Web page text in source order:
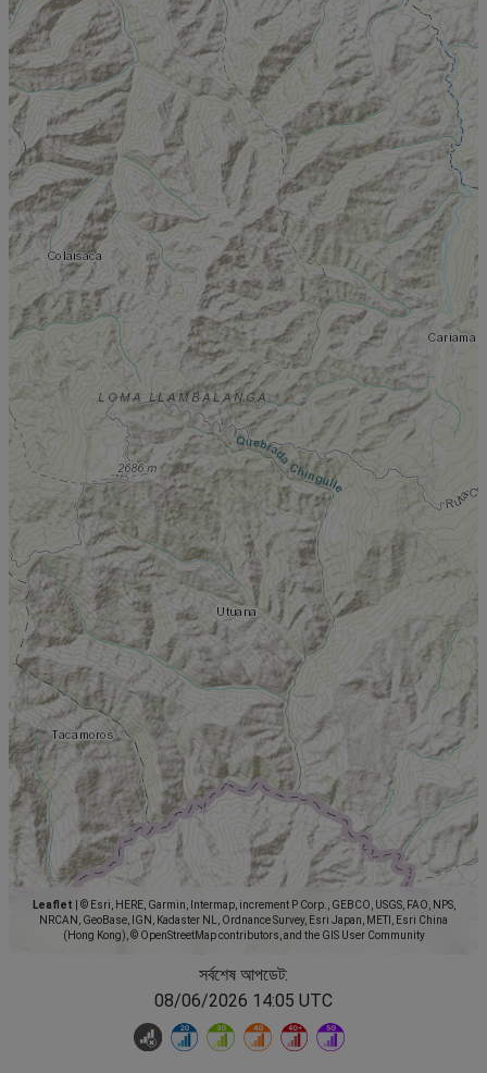
Leaflet
© Esri, HERE, Garmin, Intermap, increment P Corp., GEBCO, USGS, FAO, NPS,
NRCAN, GeoBase, IGN, Kadaster NL, Ordnance Survey, Esri Japan, METI, Esri China
(Hong Kong), © OpenStreetMap contributors, and the GIS User Community
সর্বশেষ আপডেট:
08/06/2026 14:05 UTC